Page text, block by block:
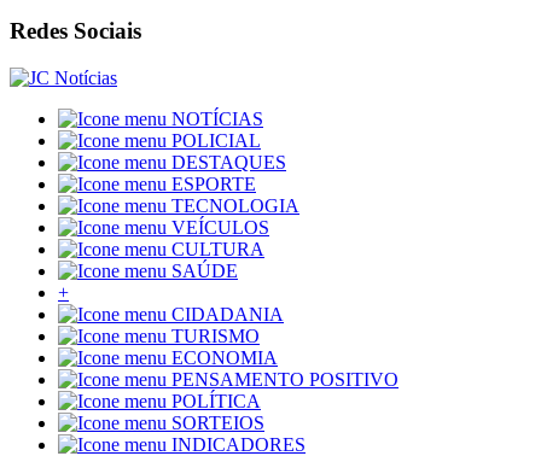
Redes Sociais
NOTÍCIAS
POLICIAL
DESTAQUES
ESPORTE
TECNOLOGIA
VEÍCULOS
CULTURA
SAÚDE
+
CIDADANIA
TURISMO
ECONOMIA
PENSAMENTO POSITIVO
POLÍTICA
SORTEIOS
INDICADORES